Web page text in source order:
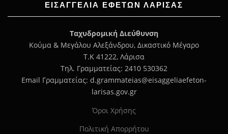
ΕΙΣΑΓΓΕΛΊΑ ΕΦΕΤΏΝ ΛΆΡΙΣΑΣ
Ταχυδρομική Διεύθυνση
Κούμα & Μεγάλου Αλεξάνδρου, Δικαστικό Μέγαρο
Τ.Κ 41222, Λάρισα
Τηλ. Γραμματείας: 2410 530362
Email Γραμματείας: d.grammateias@eisaggeliaefeton-
larisas.gov.gr
Όροι Χρήσης
Πολιτική Απορρήτου